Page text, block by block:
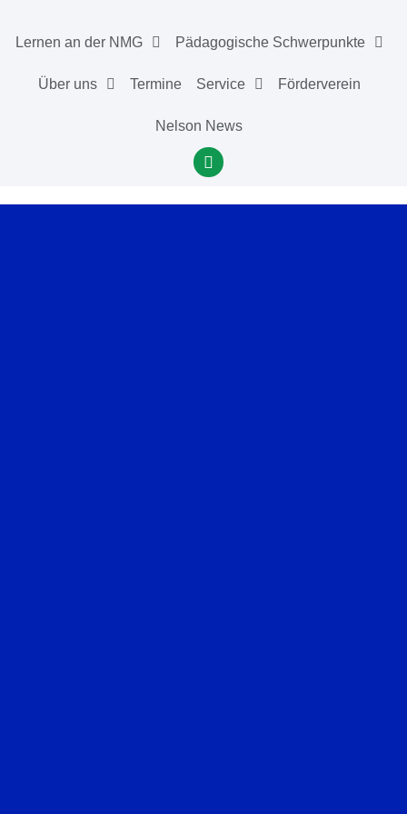
Lernen an der NMG Pädagogische Schwerpunkte
Über uns Termine Service Förderverein
Nelson News